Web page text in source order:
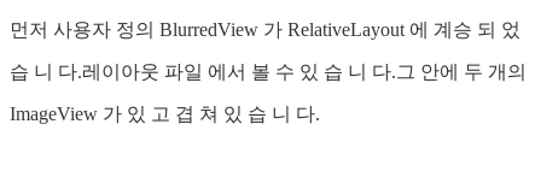
먼저 사용자 정의 BlurredView 가 RelativeLayout 에 계승 되 었
습 니 다.레이아웃 파일 에서 볼 수 있 습 니 다.그 안에 두 개의
ImageView 가 있 고 겹 쳐 있 습 니 다.